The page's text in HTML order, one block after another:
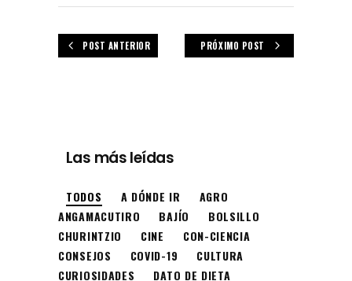
POST ANTERIOR PRÓXIMO POST
Las más leídas
TODOS A DÓNDE IR
AGRO
ANGAMACUTIRO
BAJÍO
BOLSILLO
CHURINTZIO
CINE
CON-CIENCIA
CONSEJOS
COVID-19
CULTURA
CURIOSIDADES
DATO DE DIETA